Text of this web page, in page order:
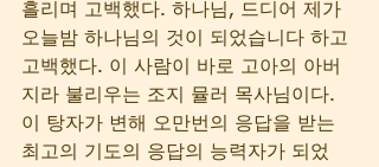
흘리며 고백했다. 하나님, 드디어 제가
오늘밤 하나님의 것이 되었습니다 하고
고백했다. 이 사람이 바로 고아의 아버
지라 불리우는 조지 뮬러 목사님이다.
이 탕자가 변해 오만번의 응답을 받는
최고의 기도의 응답의 능력자가 되었